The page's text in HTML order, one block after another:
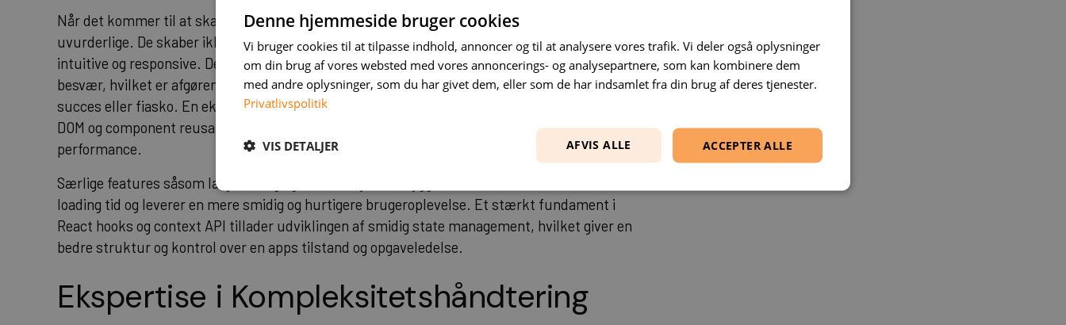
Når det kommer til at skabe en banebrydende brugeroplevelse, er ekspert React udviklere
uvurderlige. De skaber ikke kun funktionelle applikationer men gør også produkter mere
intuitive og responsive. Dette sikrer, at brugerne interagerer med en applikation uden
besvær, hvilket er afgørende i en tid, hvor brugeroplevelsen kan bestemme en virksomheds
succes eller fiasko. En ekspert React udvikler anvender de nyeste teknikker inden for Virtual
DOM og component reusability, hvilket minimerer renderingstider og maksimerer
performance.
Særlige features såsom lazy loading og React.lazy er indbygget, hvilket reducerer initial
loading tid og leverer en mere smidig og hurtigere brugeroplevelse. Et stærkt fundament i
React hooks og context API tillader udviklingen af smidig state management, hvilket giver en
bedre struktur og kontrol over en apps tilstand og opgaveledelse.
Ekspertise i Kompleksitetshåndtering
Denne hjemmeside bruger cookies
Vi bruger cookies til at tilpasse indhold, annoncer og til at analysere vores trafik. Vi deler også oplysninger
om din brug af vores websted med vores annoncerings- og analysepartnere, som kan kombinere dem
med andre oplysninger, som du har givet dem, eller som de har indsamlet fra din brug af deres tjenester.
Privatlivspolitik
ACCEPTER ALLE
AFVIS ALLE
VIS DETALJER